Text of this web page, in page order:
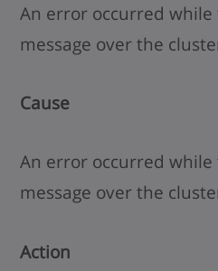
An error occurred while
message over the
Cause
An error occurred while
message over the
Action